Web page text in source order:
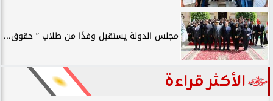
مجلس الدولة يستقبل وفدًا من طلاب ” حقوق...
الأكثر قراءة